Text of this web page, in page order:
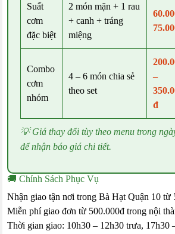
Suất
cơm
đặc biệt
2 món mặn + 1 rau
+ canh + tráng
miệng
Combo
cơm
nhóm
4 – 6 món chia sẻ
theo set
–
đ
💡 Giá thay đổi tùy theo menu trong
để nhận báo giá chi tiết.
🚚 Chính Sách Phục Vụ
Nhận giao tận nơi trong Bà Hạt Quận 10 từ
Miễn phí giao đơn từ 500.000đ trong nội
Thời gian giao: 10h30 – 12h30 trưa, 17h30